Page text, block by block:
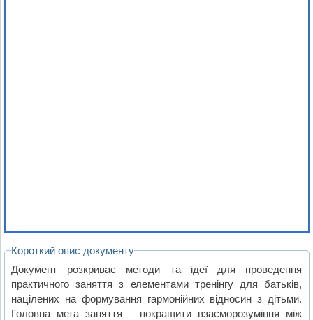
Короткий опис документу
Документ розкриває методи та ідеї для проведення
практичного заняття з елементами тренінгу для батьків,
націлених на формування гармонійних відносин з дітьми.
Головна мета заняття – покращити взаєморозуміння між